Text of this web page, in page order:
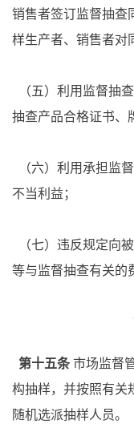
销售者签订监督抽查
样生产者、销售者对
（五）利用监督抽
抽查产品合格证书、
（六）利用承担监
不当利益；
（七）违反规定向
等与监督抽查有关的
第十五条 市场监督
构抽样，并按照有关
随机选派抽样人员。